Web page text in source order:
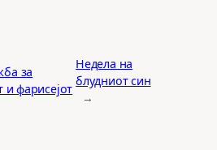
за
и фарисејот
Недела на
блудниот син
→